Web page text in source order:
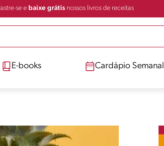
se ebaixe grátisnossos livros de receitas
E-books Cardápio Semanal